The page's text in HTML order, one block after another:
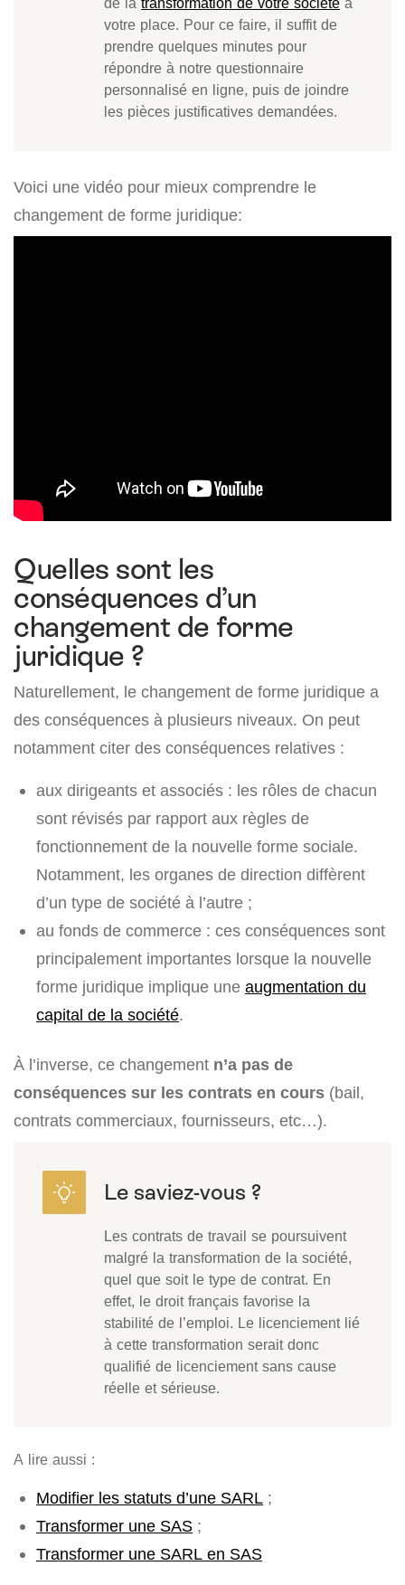
votre place. Pour ce faire, il suffit de
prendre quelques minutes pour
répondre à notre questionnaire
personnalisé en ligne, puis de joindre
les pièces justificatives demandées.
Voici une vidéo pour mieux comprendre le
changement de forme juridique:
Quelles sont les
conséquences d’un
changement de forme
juridique ?
Naturellement, le changement de forme juridique a
des conséquences à plusieurs niveaux. On peut
notamment citer des conséquences relatives :
aux dirigeants et associés : les rôles de chacun
sont révisés par rapport aux règles de
fonctionnement de la nouvelle forme sociale.
Notamment, les organes de direction diffèrent
d’un type de société à l’autre ;
au fonds de commerce : ces conséquences sont
principalement importantes lorsque la nouvelle
forme juridique implique une augmentation du
capital de la société.
À l’inverse, ce changement n’a pas de
conséquences sur les contrats en cours (bail,
contrats commerciaux, fournisseurs, etc…).
Les contrats de travail se poursuivent
malgré la transformation de la société,
quel que soit le type de contrat. En
effet, le droit français favorise la
stabilité de l’emploi. Le licenciement lié
à cette transformation serait donc
qualifié de licenciement sans cause
réelle et sérieuse.
A lire aussi :
Modifier les statuts d’une SARL ;
Transformer une SAS ;
Transformer une SARL en SAS